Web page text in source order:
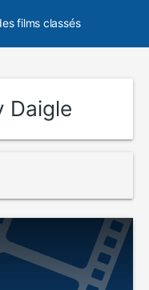
films classés
Daigle